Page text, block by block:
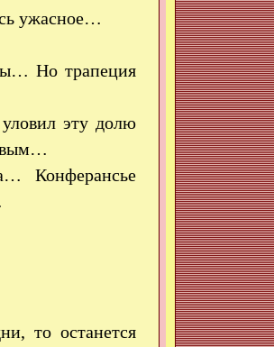
ужасное…
Но трапеция
эту долю
Конферансье
то останется